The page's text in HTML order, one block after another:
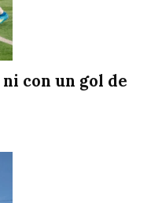
con un gol de